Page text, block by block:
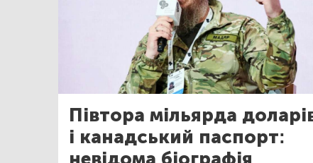
Півтора мільярда
і канадський паспорт: